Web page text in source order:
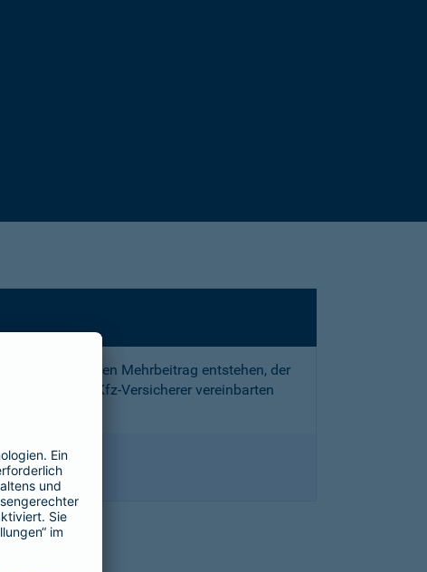
und den Mehrbeitrag entstehen, der
des mit Ihrem Kfz-Versicherer vereinbarten